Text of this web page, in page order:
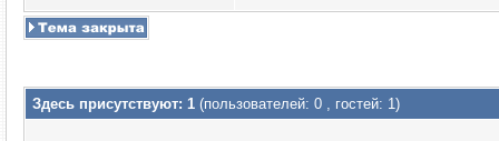
Здесь присутствуют: 1 (пользователей: 0 , гостей: 1)